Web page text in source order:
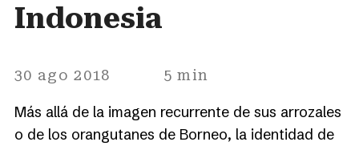
Indonesia
30 ago 2018 5 min
Más allá de la imagen recurrente de sus arrozales
o de los orangutanes de Borneo, la identidad de